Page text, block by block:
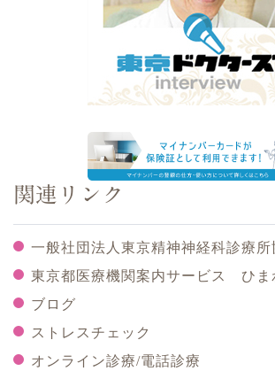
関連リンク
一般社団法人東京精神神経科診療所
東京都医療機関案内サービス ひま
ブログ
ストレスチェック
オンライン診療/電話診療